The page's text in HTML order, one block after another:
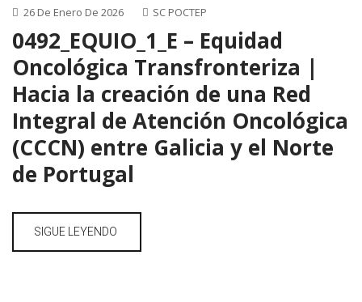
26 De Enero De 2026 SC POCTEP
0492_EQUIO_1_E – Equidad
Oncológica Transfronteriza |
Hacia la creación de una Red
Integral de Atención Oncológica
(CCCN) entre Galicia y el Norte
de Portugal
SIGUE LEYENDO